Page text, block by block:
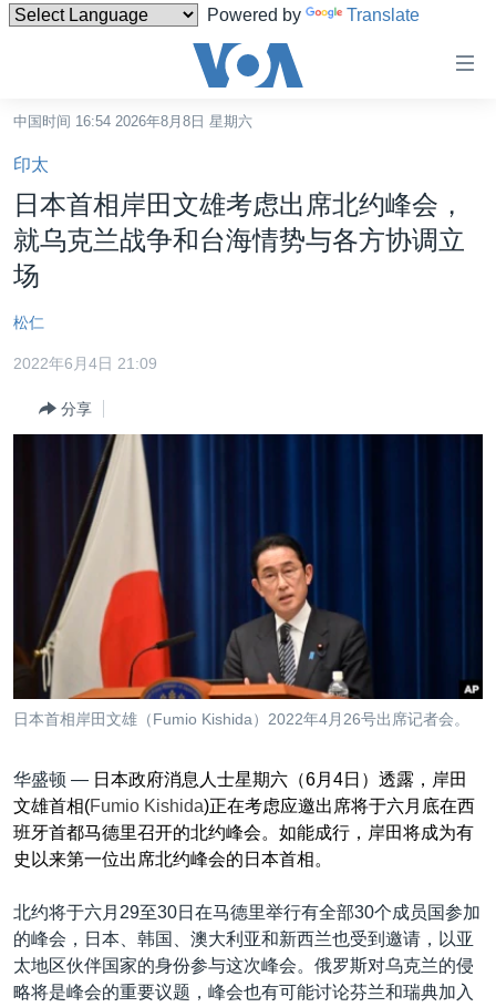
Powered by Translate
碍
链
接
转
到
容
导
中国
台湾
美洲
全球议题
人权·法律·宗教
科教·文娱·体健
劳工
环境
白宫要闻
国会报道
美中关系
美国建国250周年
埃博拉疫情
美国之音专访
台海两岸关系
南中国海争端
关注西藏
关注新疆
GEN Z 看美国
VOA视频
VOA今日焦点
中文广播
关注我们
其他语言网站
中国时间 16:54 2026年8月8日 星期六
印太
日本首相岸田文雄考虑出席北约峰会，
就乌克兰战争和台海情势与各方协调立
场
松仁
2022年6月4日 21:09
分享
日本首相岸田文雄（Fumio Kishida）2022年4月26号出席记者会。
华盛顿 — 日本政府消息人士星期六（6月 4日）透露，岸田
文雄首相(Fumio Kishida)正在考虑应邀出席将于六月底在西
班牙首都马德里召开的北约峰会。如能成行，岸田将成为有
史以来第一位出席北约峰会的日本首相。
北约将于六月29至30日在马德里举行有全部30个成员国参加
的峰会，日本、韩国、澳大利亚和新西兰也受到邀请，以亚
太地区伙伴国家的身份参与这次峰会。俄罗斯对乌克兰的侵
略将是峰会的重要议题，峰会也有可能讨论芬兰和瑞典加入